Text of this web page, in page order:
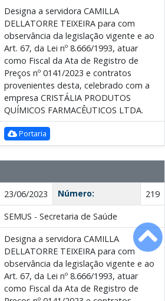
Designa a servidora CAMILLA
DELLATORRE TEIXEIRA para com
observância da legislação vigente e ao
Art. 67, da Lei nº 8.666/1993, atuar
como Fiscal da Ata de Registro de
Preços nº 0141/2023 e contratos
provenientes desta, celebrado com a
empresa CRISTÁLIA PRODUTOS
QUÍMICOS FARMACÊUTICOS LTDA.
Portaria
23/06/2023 Número:
219
SEMUS - Secretaria de Saúde
Designa a servidora CAMILLA
DELLATORRE TEIXEIRA para com
observância da legislação vigente e ao
Art. 67, da Lei nº 8.666/1993, atuar
como Fiscal da Ata de Registro de